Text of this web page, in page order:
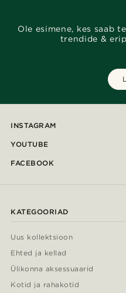
Ole esimene, kes saab
trendide &
INSTAGRAM
YOUTUBE
FACEBOOK
KATEGOORIAD
Uus kollektsioon
Ehted ja kellad
Ülikonna aksessuaarid
Kotid ja rahakotid